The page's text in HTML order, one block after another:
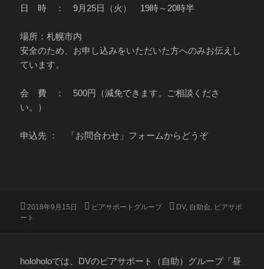
日 時 ： 9月25日（火） 19時～20時半
場所：札幌市内
安全のため、お申し込みをいただいた方へのみお伝えし
ています。
会 費 ： 500円（減免できます。ご相談くださ
い。）
申込先 ： 「お問合わせ」フォームからどうぞ
投
稿
2018年9月15日
カ
ピアサポートグループ
タ
DV, 自助会, ピアサポ
ート
holoholoでは、DVのピアサポート（自助）グループ「昼